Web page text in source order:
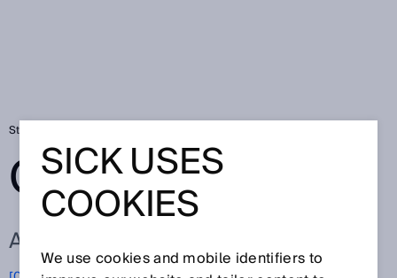
Startseite
GLOSSAR
ALLE BEGRIFFE ZU R
SICK USES
COOKIES
We use cookies and mobile identifiers to